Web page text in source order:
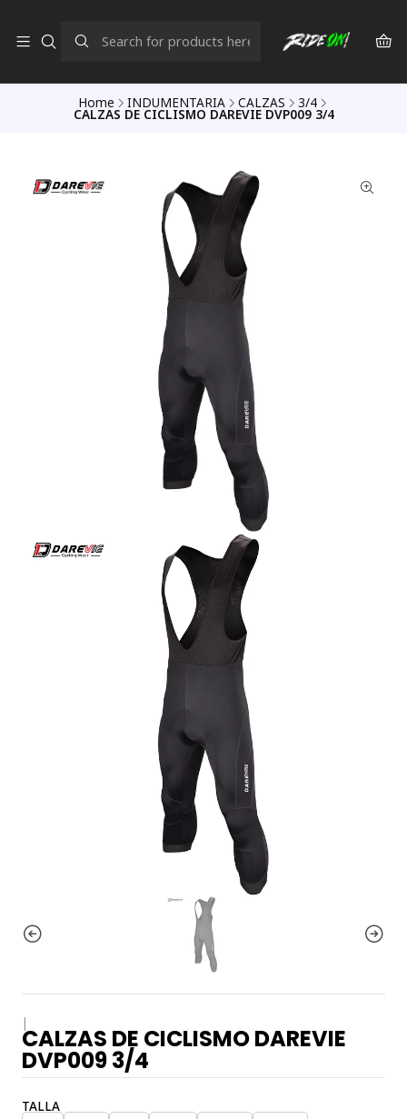
Home INDUMENTARIA CALZAS 3/4
CALZAS DE CICLISMO DAREVIE DVP009 3/4
|
CALZAS DE CICLISMO DAREVIE
DVP009 3/4
TALLA